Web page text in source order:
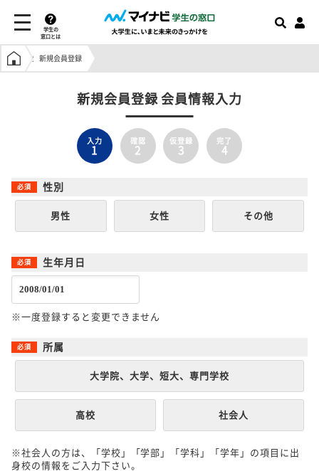
学生の
窓口とは
学生の窓口トップ
新規会員登録
新規会員登録 会員情報入力
入力
1
確認
2
仮登録
3
完了
4
性別
男性 女性 その他
生年月日
※一度登録すると変更できません
所属
大学院、大学、短大、専門学校
高校 社会人
※社会人の方は、「学校」「学部」「学科」「学年」の項目に出
身校の情報をご入力下さい。